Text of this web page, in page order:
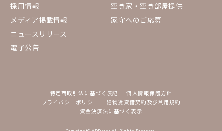
採用情報
メディア掲載情報
ニュースリリース
電子公告
空き家・空き部屋提供
家守へのご応募
特定商取引法に基づく表記
個人情報保護方針
プライバシーポリシー
建物賃貸借契約及び利用規約
資金決済法に基づく表示